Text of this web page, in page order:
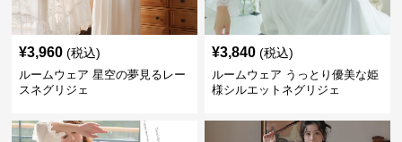
¥3,960 (税込)
ルームウェア 星空の夢見るレー
スネグリジェ
¥3,840 (税込)
ルームウェア うっとり優美な姫
様シルエットネグリジェ